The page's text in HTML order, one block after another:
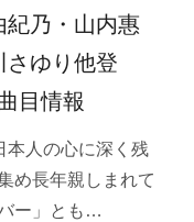
紀乃・山内惠
さゆり他登
目情報
人の心に深く残
め長年親しまれて
ー」とも…